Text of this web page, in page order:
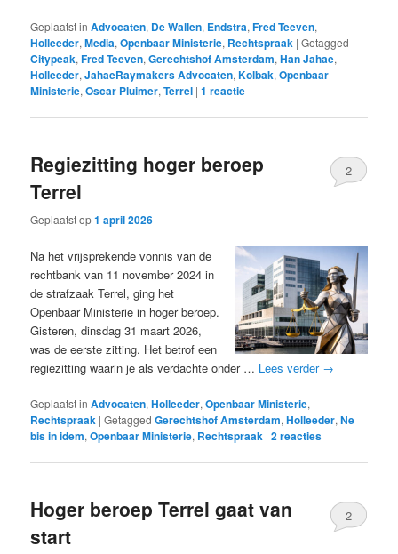
Geplaatst in Advocaten, De Wallen, Endstra,Fred Teeven,
Holleeder,Media,Openbaar Ministerie, Rechtspraak |Getagged
Citypeak,Fred Teeven,Gerechtshof Amsterdam,Han Jahae,
Holleeder,JahaeRaymakers Advocaten,Kolbak,Openbaar
Ministerie,Oscar Pluimer,Terrel |1 reactie
Regiezitting hoger beroep
Terrel
Geplaatst op1 april 2026
2
Na het vrijsprekende vonnis van de
rechtbank van 11 november 2024 in
de strafzaak Terrel, ging het
Openbaar Ministerie in hoger beroep.
Gisteren, dinsdag 31 maart 2026,
was de eerste zitting. Het betrof een
regiezitting waarin je als verdachte onder … Lees verder →
Geplaatst in Advocaten,Holleeder,Openbaar Ministerie,
Rechtspraak |Getagged Gerechtshof Amsterdam,Holleeder,Ne
bis in idem,Openbaar Ministerie, Rechtspraak |2reacties
Hoger beroep Terrel gaat van
start
2